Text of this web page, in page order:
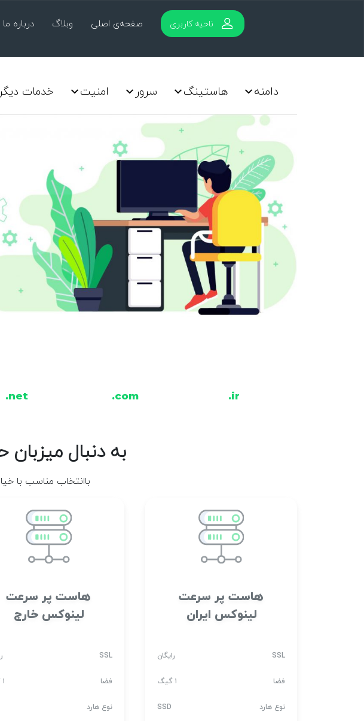
ناحیه کاربری صفحه‌ی اصلی وبلاگ درباره ما
دامنه هاستینگ سرور امنیت خدمات دیگر
.ir
.com
.net
به دنبال
باانتخاب مناسب با
هاست پر سرعت
لینوکس ایران
SSL رایگان
فضا ۱ گیگ
نوع هارد SSD
هاست پر سرعت
لینوکس خارج
SSL
فضا ۱ گیگ
نوع هارد